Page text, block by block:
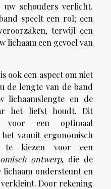
schouders verlicht.
speelt een rol; een
terwijl een
lichaam een gevoel van
is ook een aspect om niet
de lengte van de band
lichaamslengte en de
het liefst houdt. Dit
voor een optimaal
vanuit ergonomisch
te kiezen voor een
ontwerp, die de
ondersteunt en
Door rekening